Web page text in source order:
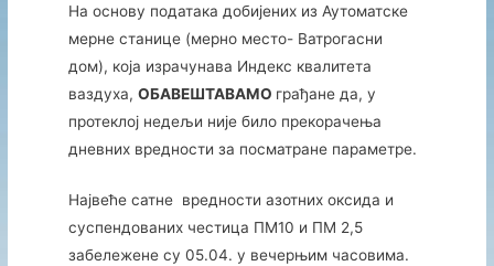
На основу података добијених из Аутоматске
мерне станице (мерно место- Ватрогасни
дом), која израчунава Индекс квалитета
ваздуха, ОБАВЕШТАВАМО грађане да, у
протеклој недељи није било прекорачења
дневних вредности за посматране параметре.
Највеће сатне вредности азотних оксида и
суспендованих честица ПM10 и ПМ 2,5
забележене су 05.04. у вечерњим часовима.